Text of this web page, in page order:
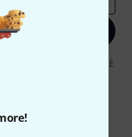
pubblicità via e-mail. È
momento. Può trovare
nostre linee guida per la